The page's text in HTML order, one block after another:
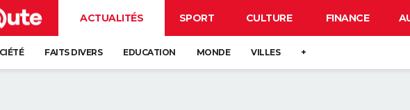
ACTUALITÉS SPORT CULTURE FINANCE
FAITS DIVERS EDUCATION MONDE VILLES +